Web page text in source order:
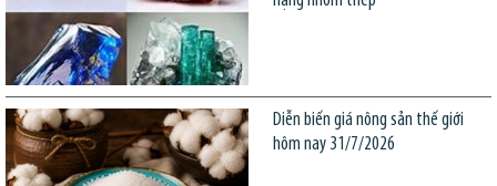
Diễn biến giá nông sản thế giới
hôm nay 31/7/2026